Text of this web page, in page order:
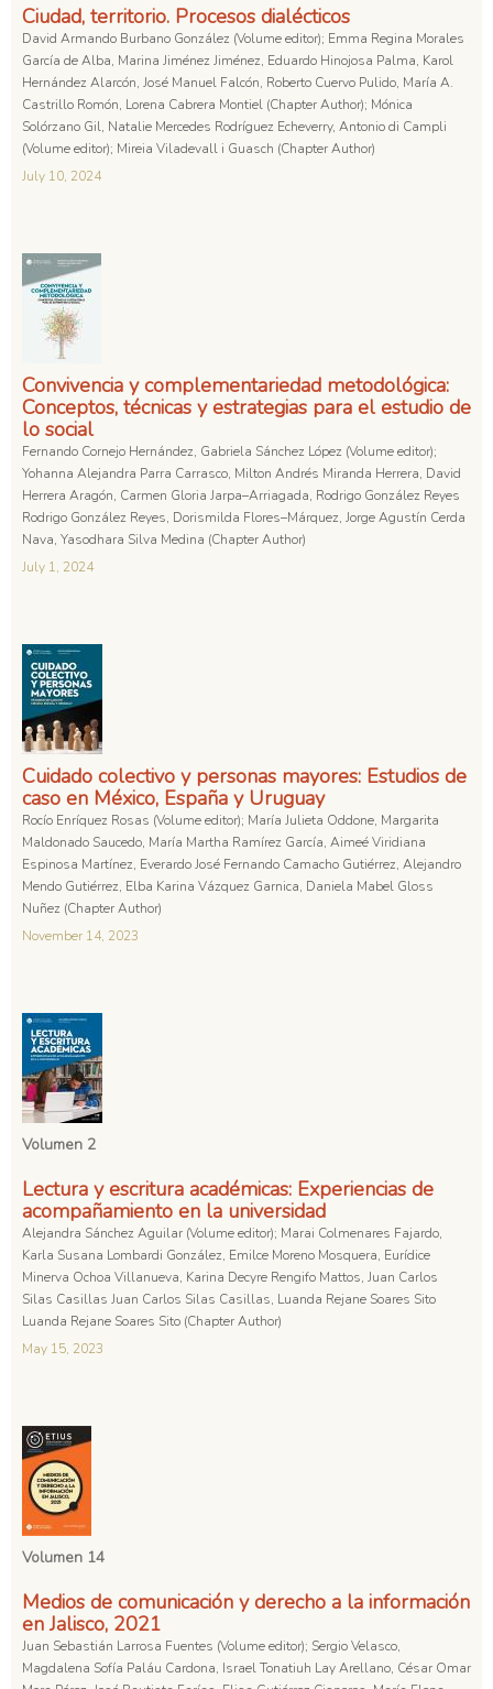
Ciudad, territorio. Procesos dialécticos
David Armando Burbano González (Volume editor); Emma Regina Morales
García de Alba, Marina Jiménez Jiménez, Eduardo Hinojosa Palma, Karol
Hernández Alarcón, José Manuel Falcón, Roberto Cuervo Pulido, María A.
Castrillo Romón, Lorena Cabrera Montiel (Chapter Author); Mónica
Solórzano Gil, Natalie Mercedes Rodríguez Echeverry, Antonio di Campli
(Volume editor); Mireia Viladevall i Guasch (Chapter Author)
July 10, 2024
Convivencia y complementariedad metodológica:
Conceptos, técnicas y estrategias para el estudio de
lo social
Fernando Cornejo Hernández, Gabriela Sánchez López (Volume editor);
Yohanna Alejandra Parra Carrasco, Milton Andrés Miranda Herrera, David
Herrera Aragón, Carmen Gloria Jarpa–Arriagada, Rodrigo González Reyes
Rodrigo González Reyes, Dorismilda Flores–Márquez, Jorge Agustín Cerda
Nava, Yasodhara Silva Medina (Chapter Author)
July 1, 2024
Cuidado colectivo y personas mayores: Estudios de
caso en México, España y Uruguay
Rocío Enríquez Rosas (Volume editor); María Julieta Oddone, Margarita
Maldonado Saucedo, María Martha Ramírez García, Aimeé Viridiana
Espinosa Martínez, Everardo José Fernando Camacho Gutiérrez, Alejandro
Mendo Gutiérrez, Elba Karina Vázquez Garnica, Daniela Mabel Gloss
Nuñez (Chapter Author)
November 14, 2023
Volumen 2
Lectura y escritura académicas: Experiencias de
acompañamiento en la universidad
Alejandra Sánchez Aguilar (Volume editor); Marai Colmenares Fajardo,
Karla Susana Lombardi González, Emilce Moreno Mosquera, Eurídice
Minerva Ochoa Villanueva, Karina Decyre Rengifo Mattos, Juan Carlos
Silas Casillas Juan Carlos Silas Casillas, Luanda Rejane Soares Sito
Luanda Rejane Soares Sito (Chapter Author)
May 15, 2023
Volumen 14
Medios de comunicación y derecho a la información
en Jalisco, 2021
Juan Sebastián Larrosa Fuentes (Volume editor); Sergio Velasco,
Magdalena Sofía Paláu Cardona, Israel Tonatiuh Lay Arellano, César Omar